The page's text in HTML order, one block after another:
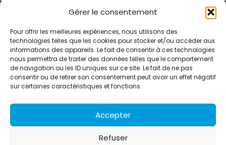
Gérer le consentement
Pour offrir les meilleures expériences, nous utilisons des
technologies telles que les cookies pour stocker et/ou accéder aux
informations des appareils. Le fait de consentir à ces technologies
nous permettra de traiter des données telles que le comportement
de navigation ou les ID uniques sur ce site. Le fait de ne pas
consentir ou de retirer son consentement peut avoir un effet négatif
sur certaines caractéristiques et fonctions.
Accepter
Refuser
Alternative Média est une agence de relations presse et de
relations publiques basée à Grenoble. Depuis 1995, elle conçoit et
pilote des stratégies de visibilité en France et à l’international
grâce à un réseau d’agences partenaires.